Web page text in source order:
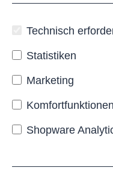
zur
mit
oder
ohne
Ascher-
Einsatz
Technisch
Statistiken
Marketing
Komfortfunktionen
Shopware